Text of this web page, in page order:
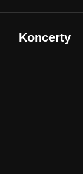
Koncerty